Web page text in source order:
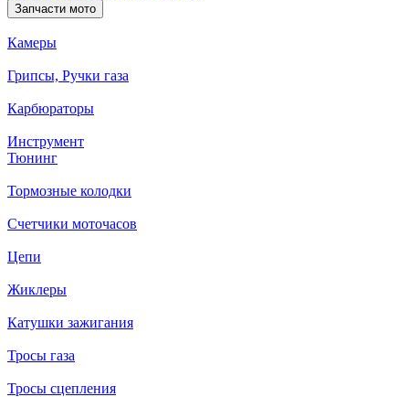
Запчасти мото
Камеры
Грипсы, Ручки газа
Карбюраторы
Инструмент
Тюнинг
Тормозные колодки
Счетчики моточасов
Цепи
Жиклеры
Катушки зажигания
Тросы газа
Тросы сцепления